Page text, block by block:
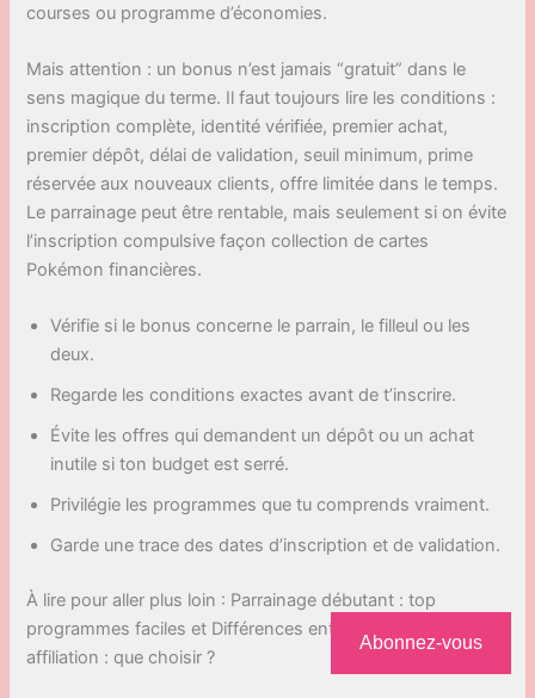
courses ou programme d’économies.
Mais attention : un bonus n’est jamais “gratuit” dans le
sens magique du terme. Il faut toujours lire les conditions :
inscription complète, identité vérifiée, premier achat,
premier dépôt, délai de validation, seuil minimum, prime
réservée aux nouveaux clients, offre limitée dans le temps.
Le parrainage peut être rentable, mais seulement si on évite
l’inscription compulsive façon collection de cartes
Pokémon financières.
Vérifie si le bonus concerne le parrain, le filleul ou les
deux.
Regarde les conditions exactes avant de t’inscrire.
Évite les offres qui demandent un dépôt ou un achat
inutile si ton budget est serré.
Privilégie les programmes que tu comprends vraiment.
Garde une trace des dates d’inscription et de validation.
À lire pour aller plus loin : Parrainage débutant : top
programmes faciles et Différences entre parrainage et
affiliation : que choisir ?
Abonnez-vous